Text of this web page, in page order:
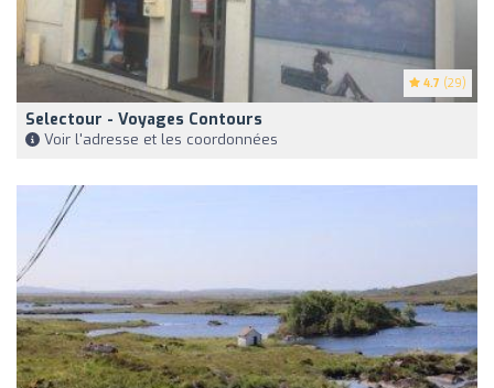
4.7 (29)
Selectour - Voyages Contours
Voir l'adresse et les coordonnées